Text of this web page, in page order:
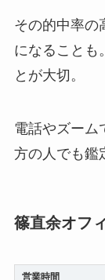
その的中率の
になることも
とが大切。
電話やズーム
方の人でも鑑
篠直余オフ
営業時間